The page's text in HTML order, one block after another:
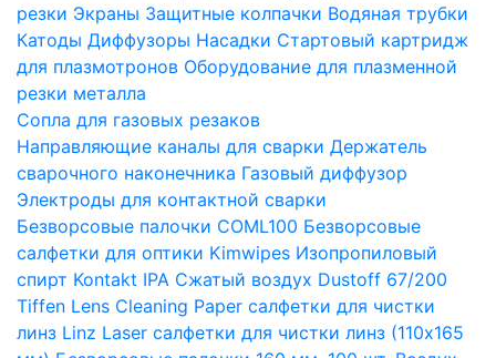
резки Экраны Защитные колпачки Водяная трубки
Катоды Диффузоры Насадки Стартовый картридж
для плазмотронов Оборудование для плазменной
резки металла
Сопла для газовых резаков
Направляющие каналы для сварки Держатель
сварочного наконечника Газовый диффузор
Электроды для контактной сварки
Безворсовые палочки COML100 Безворсовые
салфетки для оптики Kimwipes Изопропиловый
спирт Kontakt IPA Сжатый воздух Dustoff 67/200
Tiffen Lens Cleaning Paper салфетки для чистки
линз Linz Laser салфетки для чистки линз (110х165